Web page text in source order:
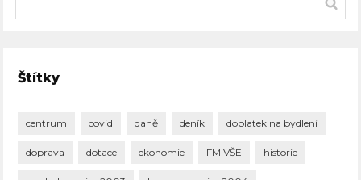
Štítky
centrum covid daně deník doplatek na bydlení
doprava dotace ekonomie FM VŠE historie